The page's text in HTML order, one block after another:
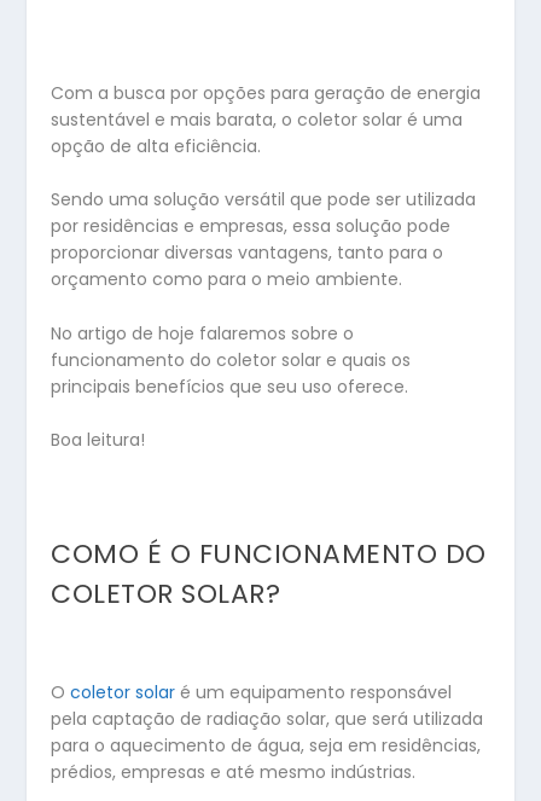
Com a busca por opções para geração de energia
sustentável e mais barata, o coletor solar é uma
opção de alta eficiência.
Sendo uma solução versátil que pode ser utilizada
por residências e empresas, essa solução pode
proporcionar diversas vantagens, tanto para o
orçamento como para o meio ambiente.
No artigo de hoje falaremos sobre o
funcionamento do coletor solar e quais os
principais benefícios que seu uso oferece.
Boa leitura!
COMO É O FUNCIONAMENTO DO
COLETOR SOLAR?
Ocoletor solar é um equipamento responsável
pela captação de radiação solar, que será utilizada
para o aquecimento de água, seja em residências,
prédios, empresas e até mesmo indústrias.